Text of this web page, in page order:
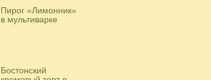
Пирог «Лимонник»
в мультиварке
Бостонский